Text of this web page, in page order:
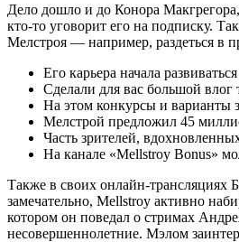
Дело дошло и до Конора
кто-то уговорит его на подписку.
Мелстроя — например, раздеться в
Его карьера начала
Сделали для вас большой
На этом конкурсы и варианты
Мелстрой предложил 45
Часть зрителей,
На канале «Mellstroy Bonus»
Также в своих онлайн-трансляциях
замечательно, Mellstroy активно
котором он поведал о стримах
несовершеннолетние. Мэлом